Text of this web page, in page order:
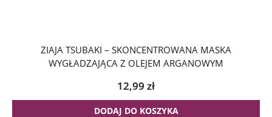
ZIAJA TSUBAKI – SKONCENTROWANA MASKA
WYGŁADZAJĄCA Z OLEJEM ARGANOWYM
12,99 zł
DODAJ DO KOSZYKA